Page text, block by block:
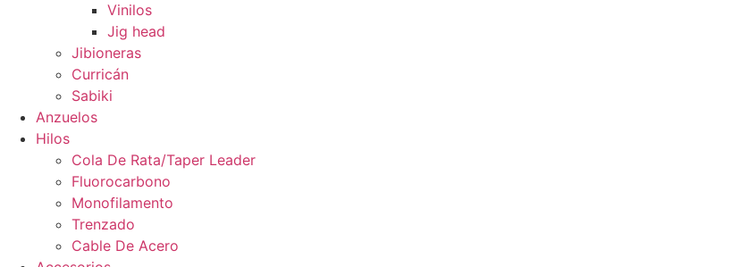
Vinilos
Jig head
Jibioneras
Curricán
Sabiki
Anzuelos
Hilos
Cola De Rata/Taper Leader
Fluorocarbono
Monofilamento
Trenzado
Cable De Acero